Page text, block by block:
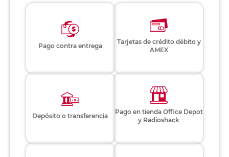
Pago contra entrega
Tarjetas de crédito débito y
AMEX
Depósito o transferencia
Pago en tienda Office Depot
y Radioshack